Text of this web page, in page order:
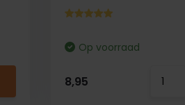
Op voorraad
8,95